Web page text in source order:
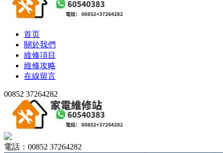
首页
關於我們
維修項目
維修攻略
在線留言
00852 37264282
電話：00852 37264282